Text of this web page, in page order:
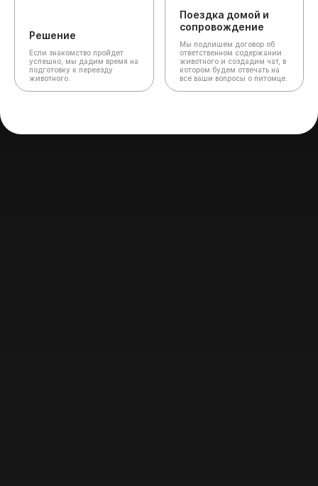
Решение
Если знакомство пройдет
успешно, мы дадим время на
подготовку к переезду
животного.
Поездка домой и
сопровождение
Мы подпишем договор об
ответственном содержании
животного и создадим чат, в
котором будем отвечать на
все ваши вопросы о питомце.